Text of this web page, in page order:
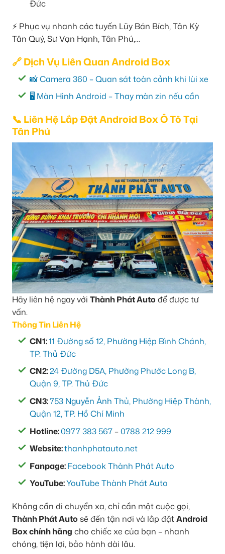
Đức
⚡ Phục vụ nhanh các tuyến Lũy Bán Bích, Tân Kỳ
Tân Quý, Sư Vạn Hạnh, Tân Phú,…
🔗 Dịch Vụ Liên Quan Android Box
📸 Camera 360 – Quan sát toàn cảnh khi lùi xe
🖥️ Màn Hình Android – Thay màn zin nếu cần
📞 Liên Hệ Lắp Đặt Android Box Ô Tô Tại
Tân Phú
Hãy liên hệ ngay với Thành Phát Auto để được tư
vấn.
Thông Tin Liên Hệ
CN1:11 Đường số 12, Phường Hiệp Bình Chánh,
TP. Thủ Đức
CN2:24 Đường D5A, Phường Phước Long B,
Quận 9, TP. Thủ Đức
CN3:753 Nguyễn Ảnh Thủ, Phường Hiệp Thành,
Quận 12, TP. Hồ Chí Minh
Hotline:0977 383 567 –0788 212 999
Website:thanhphatauto.net
Fanpage:Facebook Thành Phát Auto
YouTube:YouTube Thành Phát Auto
Không cần di chuyển xa, chỉ cần một cuộc gọi,
Thành Phát Auto sẽ đến tận nơi và lắp đặtAndroid
Box chính hãng cho chiếc xe của bạn – nhanh
chóng, tiện lợi, bảo hành dài lâu.